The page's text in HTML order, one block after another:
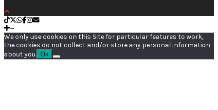
We only use cookies on this Site for particular features to work,
the cookies do not collect and/or store any personal information
about you. Ok